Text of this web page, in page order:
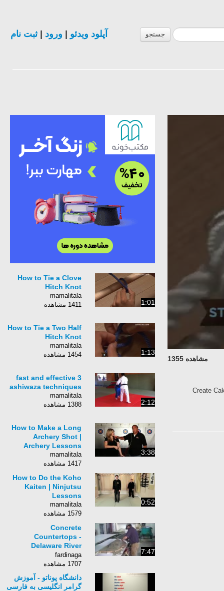
جستجو آپلود ویدئو ورود |ثبت نام
مشاهده 1355
Create
1:01
How to Tie a Clove
Hitch Knot
mamalitala
1411 مشاهده
1:13
How to Tie a Two Half
Hitch Knot
mamalitala
1454 مشاهده
2:12
3 fast and effective
ashiwaza techniques
mamalitala
1388 مشاهده
3:38
How to Make a Long
Archery Shot |
Archery Lessons
mamalitala
1417 مشاهده
0:52
How to Do the Koho
Kaiten | Ninjutsu
Lessons
mamalitala
1579 مشاهده
7:47
Concrete
Countertops -
Delaware River
Sink.wmv
fardinaga
1707 مشاهده
دانشگاه پوناتو - آموزش
گرامر انگلیسی به فارسی